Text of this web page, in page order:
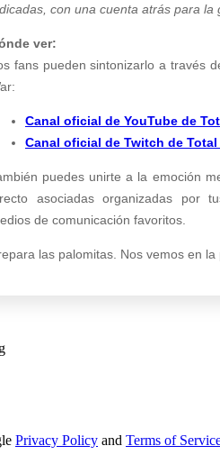
con una cuenta atrás para la
ver:
fans pueden sintonizarlo a través
Canal oficial de YouTube de
Canal oficial de Twitch de Total
puedes unirte a la emoción
asociadas organizadas por
de comunicación favoritos.
las palomitas. Nos vemos en
Privacy Policy and Terms of